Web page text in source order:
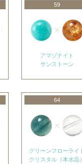
59
アマゾナイト
サンストーン
64
グリーンフローライ
クリスタル（本水晶）